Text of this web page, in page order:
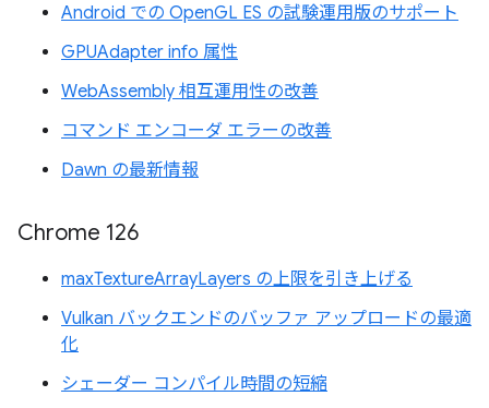
Android での OpenGL ES の試験運用版のサポート
GPUAdapter info 属性
WebAssembly 相互運用性の改善
コマンド エンコーダ エラーの改善
Dawn の最新情報
Chrome 126
maxTextureArrayLayers の上限を引き上げる
Vulkan バックエンドのバッファ アップロードの最適
化
シェーダー コンパイル時間の短縮